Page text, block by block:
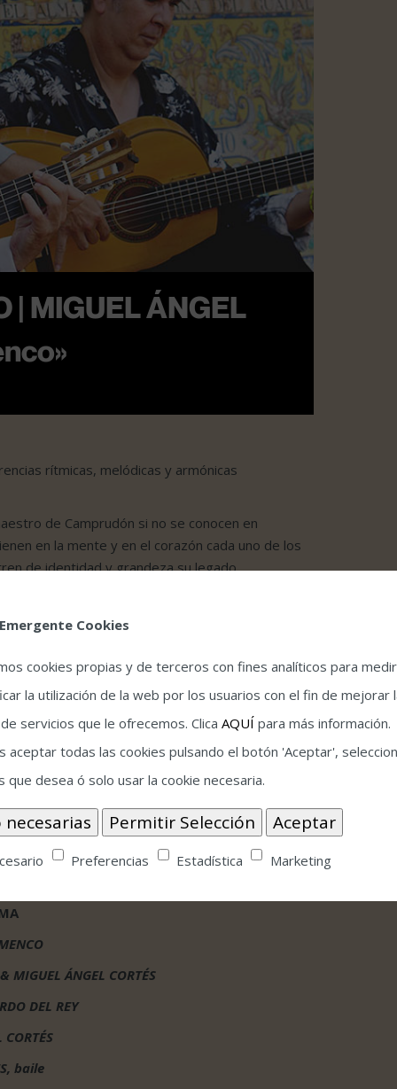
| MIGUEL ÁNGEL
rítmicas, melódicas y armónicas
de Camprudón si no se conocen en
en la mente y en el corazón cada uno de los
de identidad y grandeza su legado
como duo en la Bienal de 2014, en la que
lideran una propuesta artística en la que
Su proyecto Lo Cortés no quita lo
y con su Premio Flamenco Vive (2015) al
ambas guitarras m(a modo de espejo sonoro)
de Albéniz.
desde el mayor de los respetos a ambas
y la gratitud que Albéniz sentía por el
la que han trabajado en multitud de ocasiones
artística: Ana Morales. Con ANA MORALES,
MIGUEL ÁNGEL CORTÉS
DEL REY
baile
Cookies
cookies propias y de terceros con fines analíticos para
la utilización de la web por los usuarios con el fin de mejorar
servicios que le ofrecemos. Clica AQUÍ para más información.
aceptar todas las cookies pulsando el botón 'Aceptar',
que desea ó solo usar la cookie necesaria.
Preferencias Estadística Marketing